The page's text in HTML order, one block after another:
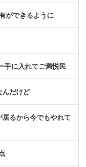
ができるように
手に入れてご満悦民
んだけど
居るから今でもやれて